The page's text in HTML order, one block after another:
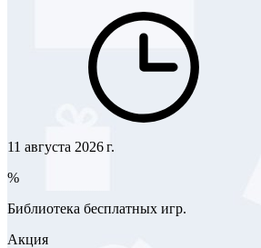
11 августа 2026 г.
%
Библиотека бесплатных игр.
Акция